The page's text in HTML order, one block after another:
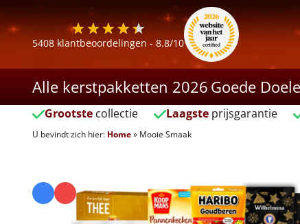
5408 klantbeoordelingen - 8.8/10
Alle kerstpakketten 2026 Goede
Grootste collectie Laagsteprijsgarantie
U bevindt zich hier: Home» Mooie Smaak